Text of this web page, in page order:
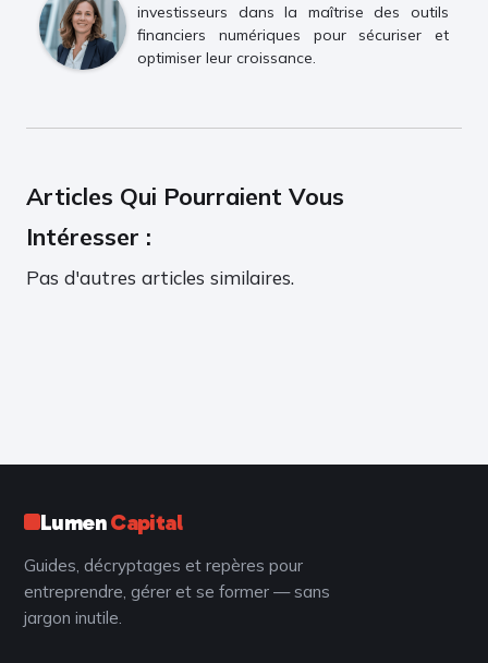
investisseurs dans la maîtrise des outils
financiers numériques pour sécuriser et
optimiser leur croissance.
Articles Qui Pourraient Vous
Intéresser :
Pas d'autres articles similaires.
LumenCapital
Guides, décryptages et repères pour
entreprendre, gérer et se former — sans
jargon inutile.